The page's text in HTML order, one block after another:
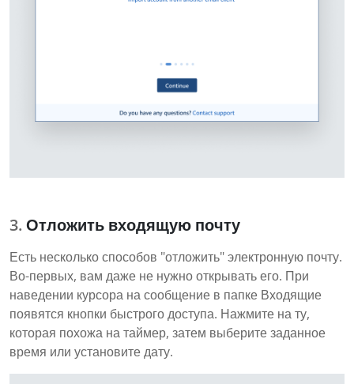
Отложить входящую почту
Есть несколько способов "отложить" электронную почту.
Во-первых, вам даже не нужно открывать его. При
наведении курсора на сообщение в папке Входящие
появятся кнопки быстрого доступа. Нажмите на ту,
которая похожа на таймер, затем выберите заданное
время или установите дату.